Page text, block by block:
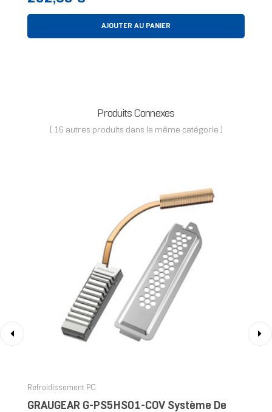
AJOUTER AU PANIER
Produits Connexes
( 16 autres produits dans la même catégorie )
Refroidissement PC
GRAUGEAR G-PS5HS01-COV Système De